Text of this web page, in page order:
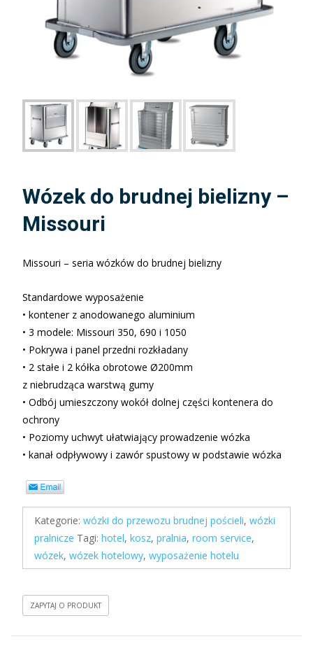
Wózek do brudnej bielizny –
Missouri
Missouri – seria wózków do brudnej bielizny
Standardowe wyposażenie
• kontener z anodowanego aluminium
• 3 modele: Missouri 350, 690 i 1050
• Pokrywa i panel przedni rozkładany
• 2 stałe i 2 kółka obrotowe Ø200mm
z niebrudząca warstwą gumy
• Odbój umieszczony wokół dolnej części kontenera do
ochrony
• Poziomy uchwyt ułatwiający prowadzenie wózka
• kanał odpływowy i zawór spustowy w podstawie wózka
Kategorie: wózki do przewozu brudnej pościeli, wózki
pralnicze Tagi: hotel, kosz, pralnia, room service,
wózek, wózek hotelowy, wyposażenie hotelu
ZAPYTAJ O PRODUKT